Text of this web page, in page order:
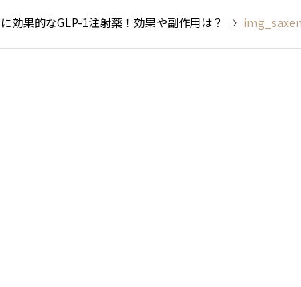
効果的なGLP-1注射薬！効果や副作用は？